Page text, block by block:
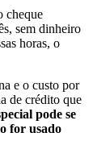
cheque
sem dinheiro
horas, o
e o custo por
de crédito que
pode se
for usado